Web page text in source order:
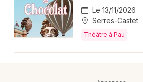
Le 13/11/2026
Serres-Castet
Théâtre à Pau